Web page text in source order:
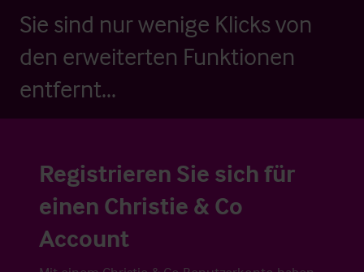
Sie sind nur wenige Klicks von
den erweiterten Funktionen
entfernt...
Registrieren Sie sich für
einen Christie & Co
Account